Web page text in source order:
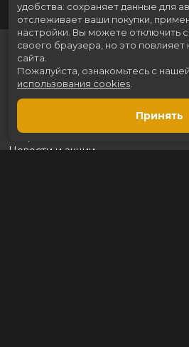
Скоро в кино
Новости и акции
удобства: сохраняет данные для
отслеживает ваши покупки,
настройки. Вы можете отключить
своего браузера, но это повлияет
сайта.
Пожалуйста, ознакомьтесь с нашей
использования cookies
Принять